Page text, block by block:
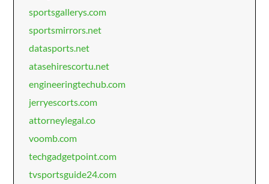
sportsgallerys.com
sportsmirrors.net
datasports.net
atasehirescortu.net
engineeringtechub.com
jerryescorts.com
attorneylegal.co
voomb.com
techgadgetpoint.com
tvsportsguide24.com